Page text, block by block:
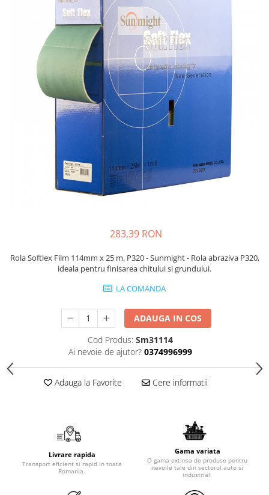
Protectie piele
Protectie vizuala
Sisteme si pahare PPS
Pahare de amestec
Curatare
283,39 RON
Rola Softlex Film 114mm x 25 m, P320 - Sunmight - Rola abraziva P320,
ideala pentru finisarea chitului si grundului.
LA COMANDA
ADAUGA IN COS
Cod Produs: Sm31114
Ai nevoie de ajutor? 0374996999
Adauga la Favorite Cere informatii
Livrare rapida
Transport eficient si rapid in toata
Romania.
Gama variata
O gama extinsa de produse pentru
nevoile tale din sectorul auto si
industrial.